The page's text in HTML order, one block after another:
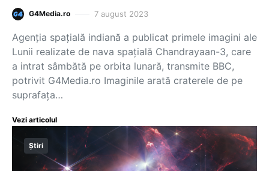
G4Media.ro 7 august 2023
Agenția spațială indiană a publicat primele imagini ale
Lunii realizate de nava spațială Chandrayaan-3, care
a intrat sâmbătă pe orbita lunară, transmite BBC,
potrivit G4Media.ro Imaginile arată craterele de pe
suprafața…
Vezi articolul
Știri